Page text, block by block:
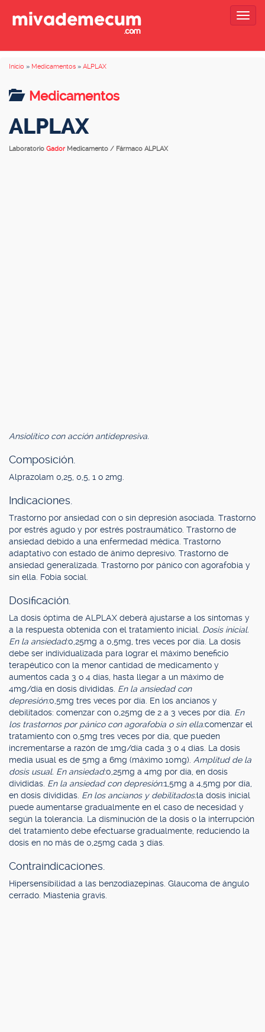
Inicio » Medicamentos » ALPLAX
Medicamentos
ALPLAX
Laboratorio Gador Medicamento / Fármaco ALPLAX
Ansiolítico con acción antidepresiva.
Composición.
Alprazolam 0,25, 0,5, 1 o 2mg.
Indicaciones.
Trastorno por ansiedad con o sin depresión asociada. Trastorno
por estrés agudo y por estrés postraumático. Trastorno de
ansiedad debido a una enfermedad médica. Trastorno
adaptativo con estado de ánimo depresivo. Trastorno de
ansiedad generalizada. Trastorno por pánico con agorafobia y
sin ella. Fobia social.
Dosificación.
La dosis óptima de ALPLAX deberá ajustarse a los síntomas y
a la respuesta obtenida con el tratamiento inicial. Dosis inicial.
En la ansiedad:0,25mg a 0,5mg, tres veces por día. La dosis
debe ser individualizada para lograr el máximo beneficio
terapéutico con la menor cantidad de medicamento y
aumentos cada 3 o 4 días, hasta llegar a un máximo de
4mg/día en dosis divididas. En la ansiedad con
depresión:0,5mg tres veces por día. En los ancianos y
debilitados: comenzar con 0,25mg de 2 a 3 veces por día. En
los trastornos por pánico con agorafobia o sin ella:comenzar el
tratamiento con 0,5mg tres veces por día, que pueden
incrementarse a razón de 1mg/día cada 3 o 4 días. La dosis
media usual es de 5mg a 6mg (máximo 10mg). Amplitud de la
dosis usual. En ansiedad:0,25mg a 4mg por día, en dosis
divididas. En la ansiedad con depresión:1,5mg a 4,5mg por día,
en dosis divididas. En los ancianos y debilitados:la dosis inicial
puede aumentarse gradualmente en el caso de necesidad y
según la tolerancia. La disminución de la dosis o la interrupción
del tratamiento debe efectuarse gradualmente, reduciendo la
dosis en no más de 0,25mg cada 3 días.
Contraindicaciones.
Hipersensibilidad a las benzodiazepinas. Glaucoma de ángulo
cerrado. Miastenia gravis.